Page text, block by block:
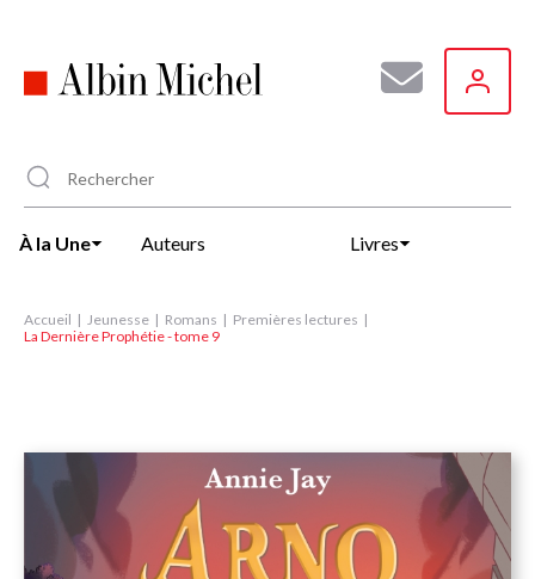
principal
À la Une Auteurs Livres
Accueil Jeunesse Romans
Premières lectures
La Dernière Prophétie - tome 9